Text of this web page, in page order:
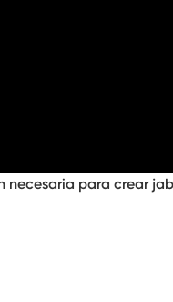
necesaria para crear